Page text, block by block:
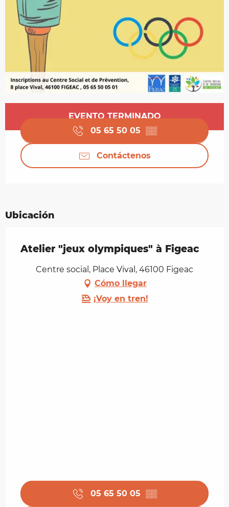
Horarios y datos de contacto
EVENTO TERMINADO
05 65 50 05 ▒▒
Contáctenos
Ubicación
Atelier "jeux olympiques" à Figeac
Centre social, Place Vival, 46100 Figeac
Cómo llegar
¡Voy en tren!
05 65 50 05 ▒▒